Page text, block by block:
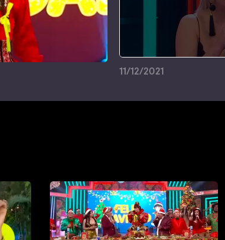
11/12/2021